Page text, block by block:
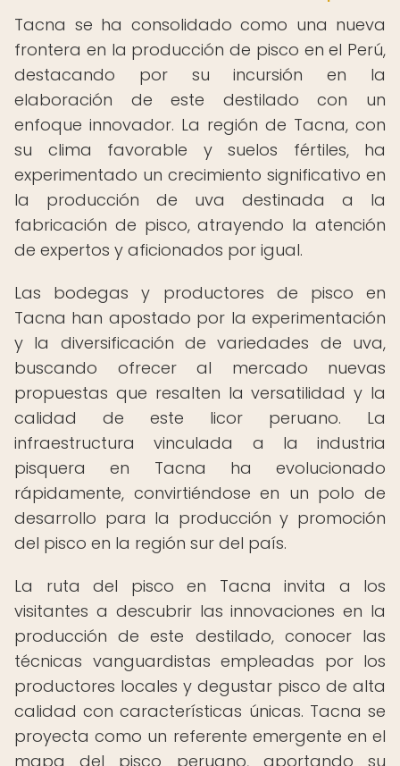
Tacna se ha consolidado como una nueva
frontera en la producción de pisco en el Perú,
destacando por su incursión en la
elaboración de este destilado con un
enfoque innovador. La región de Tacna, con
su clima favorable y suelos fértiles, ha
experimentado un crecimiento significativo en
la producción de uva destinada a la
fabricación de pisco, atrayendo la atención
de expertos y aficionados por igual.
Las bodegas y productores de pisco en
Tacna han apostado por la experimentación
y la diversificación de variedades de uva,
buscando ofrecer al mercado nuevas
propuestas que resalten la versatilidad y la
calidad de este licor peruano. La
infraestructura vinculada a la industria
pisquera en Tacna ha evolucionado
rápidamente, convirtiéndose en un polo de
desarrollo para la producción y promoción
del pisco en la región sur del país.
La ruta del pisco en Tacna invita a los
visitantes a descubrir las innovaciones en la
producción de este destilado, conocer las
técnicas vanguardistas empleadas por los
productores locales y degustar pisco de alta
calidad con características únicas. Tacna se
proyecta como un referente emergente en el
mapa del pisco peruano, aportando su